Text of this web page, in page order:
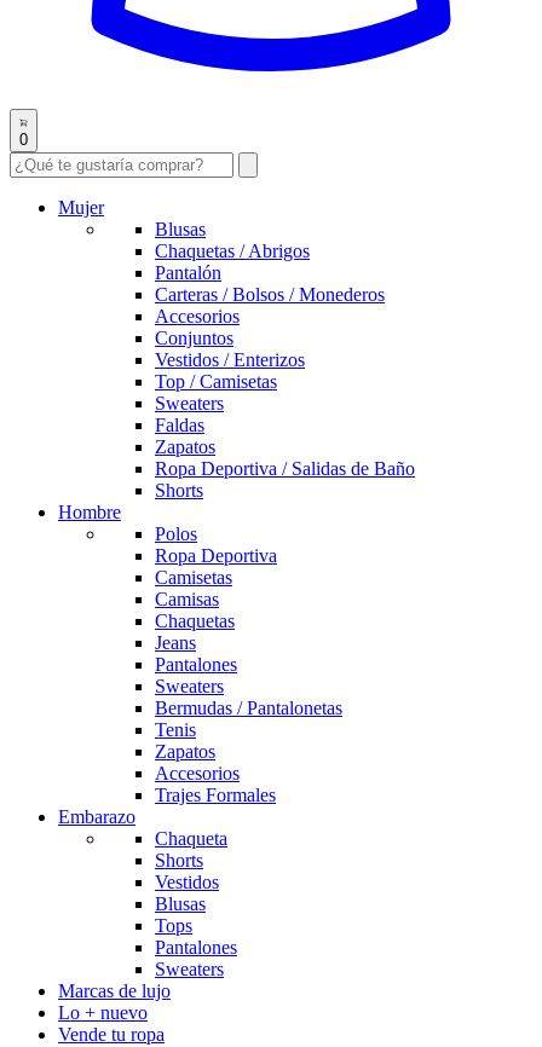
0
Mujer
Blusas
Chaquetas / Abrigos
Pantalón
Carteras / Bolsos / Monederos
Accesorios
Conjuntos
Vestidos / Enterizos
Top / Camisetas
Sweaters
Faldas
Zapatos
Ropa Deportiva / Salidas de Baño
Shorts
Hombre
Polos
Ropa Deportiva
Camisetas
Camisas
Chaquetas
Jeans
Pantalones
Sweaters
Bermudas / Pantalonetas
Tenis
Zapatos
Accesorios
Trajes Formales
Embarazo
Chaqueta
Shorts
Vestidos
Blusas
Tops
Pantalones
Sweaters
Marcas de lujo
Lo + nuevo
Vende tu ropa